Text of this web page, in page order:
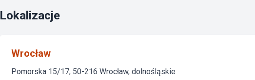
Lokalizacje
Wrocław
Pomorska 15/17, 50-216 Wrocław, dolnośląskie